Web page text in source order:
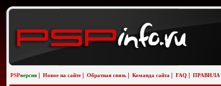
PSPверсия Новое на сайте Обратная связь Команда сайта FAQ ПРАВИЛА